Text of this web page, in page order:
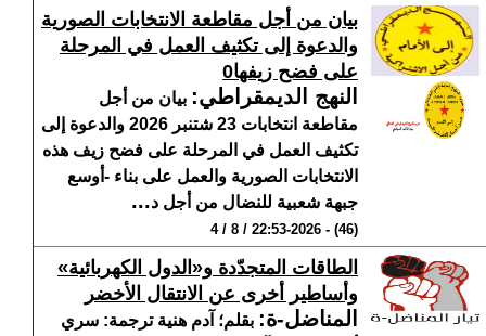
بيان من أجل مقاطعة الانتخابات الصورية
والدعوة إلى تكثيف العمل في المرحلة
على فضح زيفها0
النهج الديمقراطي: بيان من أجل
مقاطعة انتخابات 23 شتنبر 2026 والدعوة إلى
تكثيف العمل في المرحلة على فضح زيف هذه
الانتخابات الصورية والعمل على بناء -أوسع
جبهة شعبية للنضال من أجل د...
(46) - 22:53-2026 / 8 / 4
الطاقات المتجدّدة و«الدول الكهربائية»
وأساطير أخرى عن الانتقال الأخضر
المناضل-ة: بقلم؛ آدم هنية ترجمة: سري